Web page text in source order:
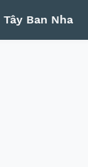
Tây Ban Nha